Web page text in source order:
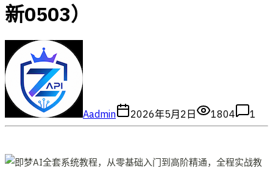
新0503）
Aadmin 2026年5月2日 1804 1